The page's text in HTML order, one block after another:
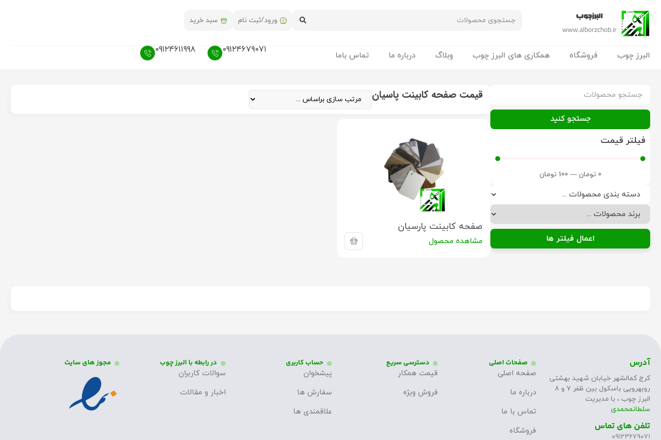
ورود/ثبت نام سبد خرید
البرز چوب فروشگاه همکاری های البرز چوب وبلاگ درباره ما تماس باما ۰۹۱۲۴۶۷۹۰۷۱ ۰۹۱۲۴۶۱۱۹۹۸
جستجو کنید
فیلتر قیمت
0 تومان —
100 تومان
اعمال فیلتر ها
قیمت صفحه کابینت پاسیان
صفحه کابینت پارسیان
مشاهده محصول
آدرس
کرج کمالشهر خیابان شهید بهشتی
روبهرویی باسکول بین ظفر ۷ و ۸
البرز چوب ، با مدیریت
سلطانمحمدی
تلفن های تماس
۰۹۱۲۴۶۷۹۰۷۱
صفحات اصلی
صفحه اصلی
درباره ما
تماس با ما
فروشگاه
دسترسی سریع
قیمت همکار
فروش ویژه
حساب کاربری
پیشخوان
سفارش ها
علاقمندی ها
در رابطه با البرز چوب
سوالات کاربران
اخبار و مقالات
مجوز های سایت